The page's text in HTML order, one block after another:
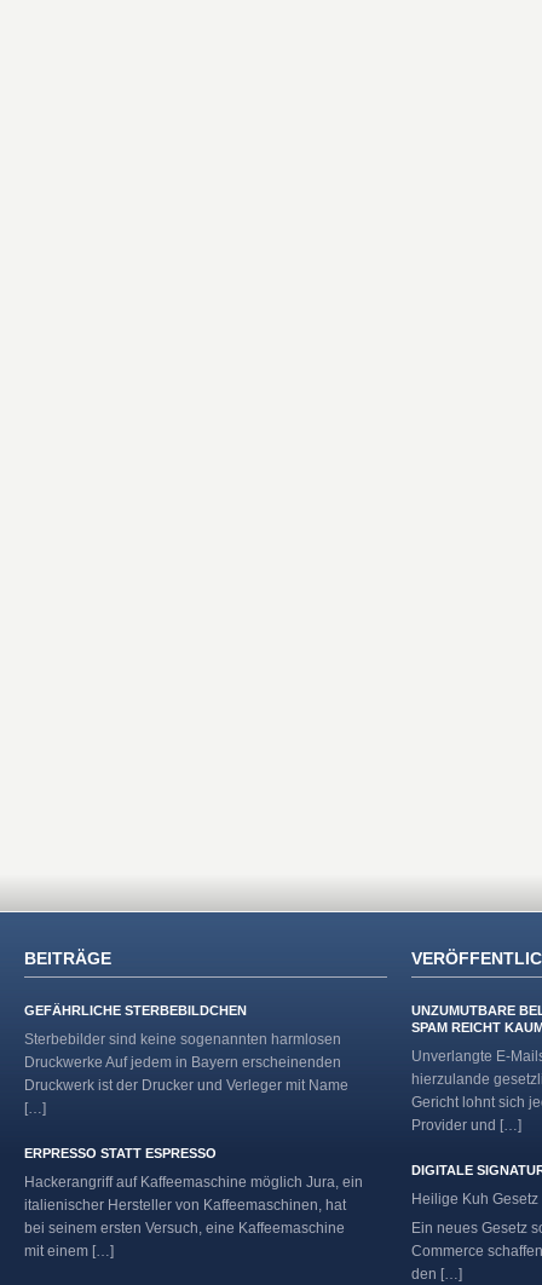
BEITRÄGE
GEFÄHRLICHE STERBEBILDCHEN
Sterbebilder sind keine sogenannten harmlosen
Druckwerke Auf jedem in Bayern erscheinenden
Druckwerk ist der Drucker und Verleger mit Name
[…]
ERPRESSO STATT ESPRESSO
Hackerangriff auf Kaffeemaschine möglich Jura, ein
italienischer Hersteller von Kaffeemaschinen, hat
bei seinem ersten Versuch, eine Kaffeemaschine
mit einem […]
UNZUMUTBARE
SPAM REICHT
Unverlangte E-
hierzulande
Gericht lohnt sich
Provider und […]
DIGITALE
Heilige Kuh
Ein neues Gesetz
Commerce
den […]